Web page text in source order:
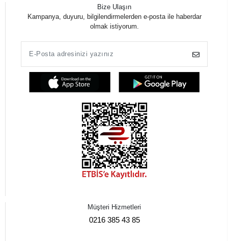
Bize Ulaşın
Kampanya, duyuru, bilgilendirmelerden e-posta ile haberdar
olmak istiyorum.
Müşteri Hizmetleri
0216 385 43 85